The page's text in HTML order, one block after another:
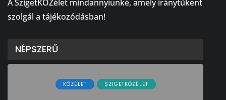
A SzigetKÖZélet mindannyiunké, amely iránytűként
szolgál a tájékozódásban!
NÉPSZERŰ
KÖZÉLET SZIGETKÖZÉLET